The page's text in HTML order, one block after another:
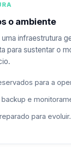
o ambiente
infraestrutura
para sustentar o
para a
e
para evoluir.